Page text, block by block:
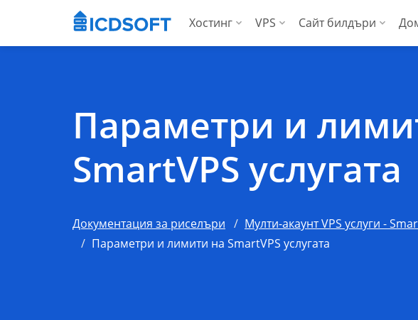
Хостинг
Хостинг за WooCommerce
Apps хостинг
За агенции
VPS
За агенции
Сайт билдъри
Параметри и
SmartVPS услугата
Документация за риселъри
Мулти-акаунт VPS услуги -
Параметри и лимити на SmartVPS услугата